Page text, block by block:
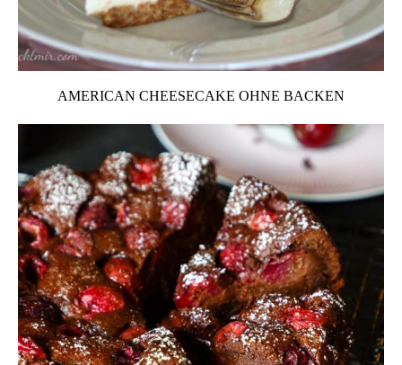
AMERICAN CHEESECAKE OHNE BACKEN